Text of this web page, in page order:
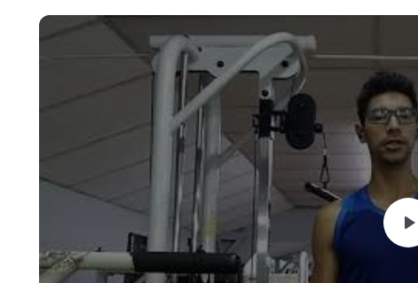
Você vai treinar como nunca,